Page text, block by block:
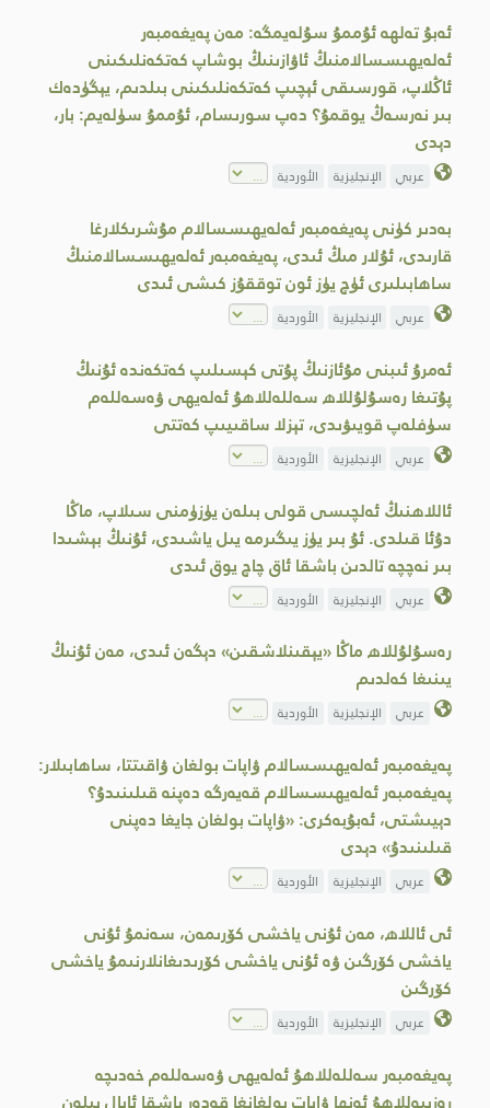
ئەبۇ تەلھە ئۇممۇ سۇلەيمگە: مەن پەيغەمبەر
ئەلەيھىسسالامنىڭ ئاۋازىنىڭ بوشاپ كەتكەنلىكىنى
ئاڭلاپ، قورسىقى ئېچىپ كەتكەنلىكىنى بىلدىم، يېگۈدەك
بىر نەرسەڭ يوقمۇ؟ دەپ سورىسام، ئۇممۇ سۈلەيم: بار،
دېدى
عربي الإنجليزية الأوردية
بەدىر كۈنى پەيغەمبەر ئەلەيھىسسالام مۇشرىكلارغا
قارىدى، ئۇلار مىڭ ئىدى، پەيغەمبەر ئەلەيھىسسالامنىڭ
ساھابىلىرى ئۈچ يۈز ئون توققۇز كىشى ئىدى
عربي الإنجليزية الأوردية
ئەمرۇ ئىبنى مۇئازنىڭ پۇتى كېسىلىپ كەتكەندە ئۇنىڭ
پۇتىغا رەسۇلۇللاھ سەللەللاھۇ ئەلەيھى ۋەسەللەم
سۈفلەپ قويىۋىدى، تېزلا ساقىيىپ كەتتى
عربي الإنجليزية الأوردية
ئاللاھنىڭ ئەلچىسى قولى بىلەن يۈزۈمنى سىلاپ، ماڭا
دۇئا قىلدى. ئۇ بىر يۈز يىگىرمە يىل ياشىدى، ئۇنىڭ بېشىدا
بىر نەچچە تالدىن باشقا ئاق چاچ يوق ئىدى
عربي الإنجليزية الأوردية
رەسۇلۇللاھ ماڭا «يېقىنلاشقىن» دېگەن ئىدى، مەن ئۇنىڭ
يىنىغا كەلدىم
عربي الإنجليزية الأوردية
پەيغەمبەر ئەلەيھىسسالام ۋاپات بولغان ۋاقىتتا، ساھابىلار:
پەيغەمبەر ئەلەيھىسسالام قەيەرگە دەپنە قىلىنىدۇ؟
دېيىشتى، ئەبۇبەكرى: «ۋاپات بولغان جايغا دەپنى
قىلىنىدۇ» دېدى
عربي الإنجليزية الأوردية
ئى ئاللاھ، مەن ئۇنى ياخشى كۆرىمەن، سەنمۇ ئۇنى
ياخشى كۆرگىن ۋە ئۇنى ياخشى كۆرىدىغانلارنىمۇ ياخشى
كۆرگىن
عربي الإنجليزية الأوردية
پەيغەمبەر سەللەللاھۇ ئەلەيھى ۋەسەللەم خەدىچە